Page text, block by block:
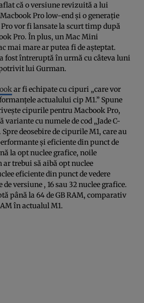
că o versiune revizuită a lui
Pro low-end și o generație
vor fi lansate la scurt timp după
Pro. În plus, un Mac Mini
mai mare ar putea fi de așteptat.
fost întreruptă în urmă cu câteva luni
lui Gurman.
ar fi echipate cu cipuri „care vor
actualului cip M1.” Spune
cipurile pentru Macbook Pro,
variante cu numele de cod „Jade C-
Spre deosebire de cipurile M1, care au
și eficiente din punct de
la opt nuclee grafice, noile
trebui să aibă opt nuclee
eficiente din punct de vedere
versiune , 16 sau 32 nuclee grafice.
până la 64 de GB RAM, comparativ
în actualul M1.